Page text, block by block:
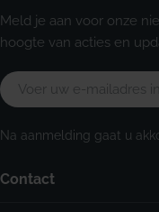
Contact
Meld je aan voor onze
hoogte van acties en
E-
mail
Na aanmelding gaat u